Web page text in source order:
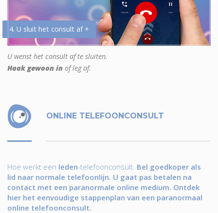
4. U sluit het consult af +
U wenst het consult af te sluiten.
Haak gewoon in of leg af.
ONLINE TELEFOONCONSULT
Hoe werkt een leden-telefoonconsult. Bel goedkoper als
lid naar normale telefoonlijn. U gaat pas betalen na
contact met een paranormale online medium. Ontdek
hier het eenvoudige stappenplan van een paranormaal
online telefoonconsult.